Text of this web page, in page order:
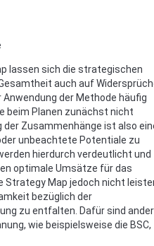
lassen sich die strategischen
auch auf
der Methode häufig
beim Planen zunächst nicht
der Zusammenhänge ist also
unbeachtete Potentiale zu
hierdurch verdeutlicht und
optimale Umsätze für das
Strategy Map jedoch nicht
bezüglich der
zu entfalten. Dafür sind
wie beispielsweise die BSC,